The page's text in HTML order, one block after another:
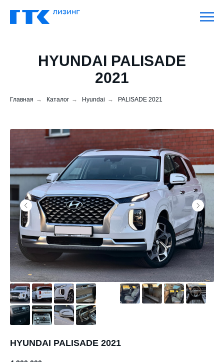
HYUNDAI PALISADE
2021
Главная → Каталог → Hyundai → PALISADE 2021
HYUNDAI PALISADE 2021